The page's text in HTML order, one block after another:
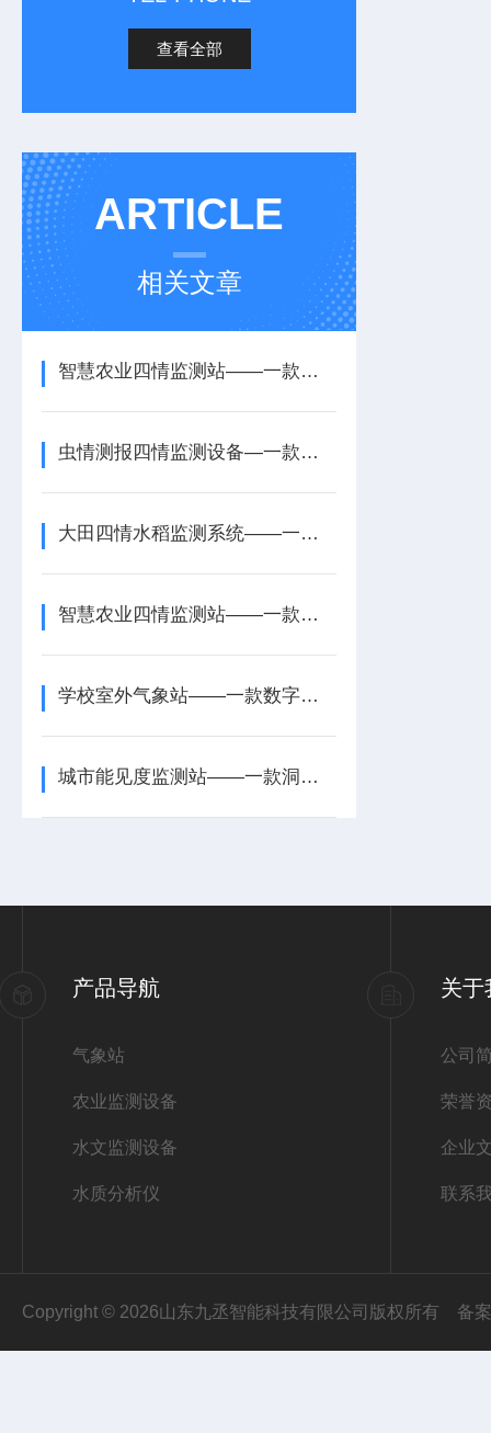
查看全部
ARTICLE
相关文章
智慧农业四情监测站——一款远程监管的农业四情监测系统方案2026+派+送
虫情测报四情监测设备—一款优化生长环境的农业四情监测系统设备2025+派+送
大田四情水稻监测系统——一款精准信息的柑橘农业四情监测系统2025+派+送
智慧农业四情监测站——一款规模化管理的农业四情监测系统方案2025+派+送
学校室外气象站——一款数字校园气象站设备2025全+境+派+送
城市能见度监测站——一款洞察气象的道路能见度检测仪2024全+境+派+送
产品导航
气象站
农业监测设备
水文监测设备
水质分析仪
关于
公司
荣誉
企业
联系
Copyright © 2026山东九丞智能科技有限公司版权所有 备